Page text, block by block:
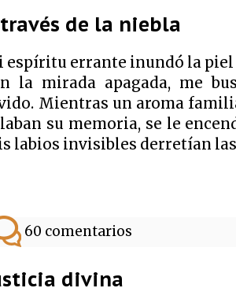
de la niebla
espíritu errante inundó la piel
la mirada apagada, me
Mientras un aroma
su memoria, se le
labios invisibles derretían las
60 comentarios
divina